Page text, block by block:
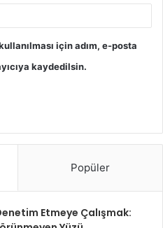
için adım, e-posta
kaydedilsin.
Popüler
Etmeye Çalışmak: